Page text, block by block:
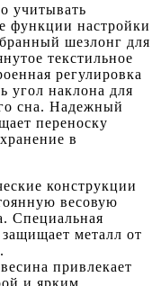
учитывать
функции настройки
шезлонг для
текстильное
регулировка
угол наклона для
сна. Надежный
переноску
в
конструкции
весовую
Специальная
металл от
привлекает
и ярким